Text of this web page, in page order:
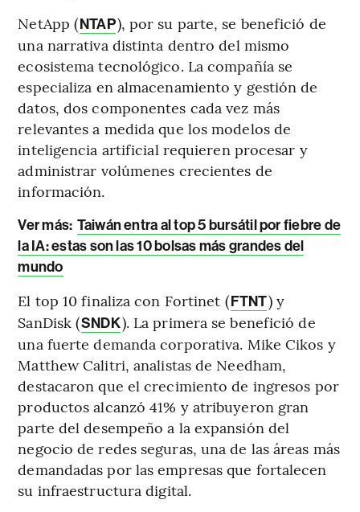
NetApp (NTAP), por su parte, se benefició de
una narrativa distinta dentro del mismo
ecosistema tecnológico. La compañía se
especializa en almacenamiento y gestión de
datos, dos componentes cada vez más
relevantes a medida que los modelos de
inteligencia artificial requieren procesar y
administrar volúmenes crecientes de
información.
Ver más: Taiwán entra al top 5 bursátil por fiebre de
la IA: estas son las 10 bolsas más grandes del
mundo
El top 10 finaliza con Fortinet (FTNT) y
SanDisk (SNDK). La primera se benefició de
una fuerte demanda corporativa. Mike Cikos y
Matthew Calitri, analistas de Needham,
destacaron que el crecimiento de ingresos por
productos alcanzó 41% y atribuyeron gran
parte del desempeño a la expansión del
negocio de redes seguras, una de las áreas más
demandadas por las empresas que fortalecen
su infraestructura digital.